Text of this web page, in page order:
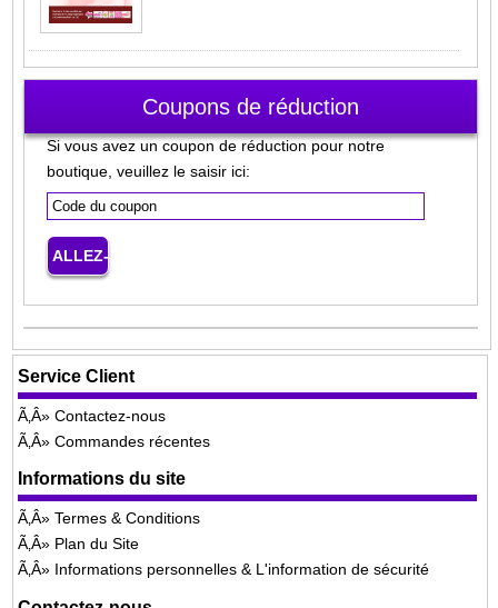
Coupons de réduction
Si vous avez un coupon de réduction pour notre
boutique, veuillez le saisir ici:
Service Client
Contactez-nous
Commandes récentes
Informations du site
Termes & Conditions
Plan du Site
Informations personnelles & L'information de sécurité